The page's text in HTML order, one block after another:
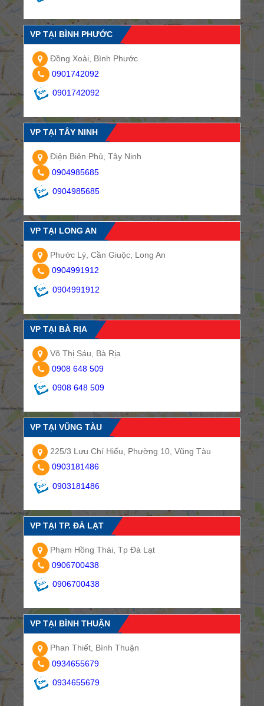
VP TẠI BÌNH PHƯỚC
Đồng Xoài, Bình Phước
0901742092
0901742092
VP TẠI TÂY NINH
Điện Biên Phủ, Tây Ninh
0904985685
0904985685
VP TẠI LONG AN
Phước Lý, Cần Giuộc, Long An
0904991912
0904991912
VP TẠI BÀ RỊA
Võ Thị Sáu, Bà Rịa
0908 648 509
0908 648 509
VP TẠI VŨNG TÀU
225/3 Lưu Chí Hiếu, Phường 10, Vũng Tàu
0903181486
0903181486
VP TẠI TP. ĐÀ LẠT
Phạm Hồng Thái, Tp Đà Lạt
0906700438
0906700438
VP TẠI BÌNH THUẬN
Phan Thiết, Bình Thuận
0934655679
0934655679